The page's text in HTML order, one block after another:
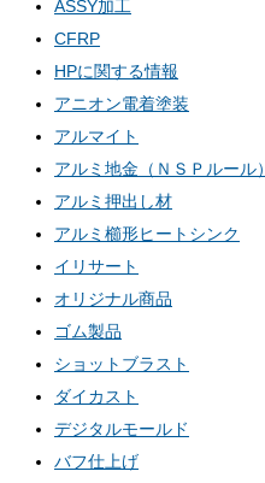
ASSY加工
CFRP
HPに関する情報
アニオン電着塗装
アルマイト
アルミ地金（ＮＳＰルール）
アルミ押出し材
アルミ櫛形ヒートシンク
イリサート
オリジナル商品
ゴム製品
ショットブラスト
ダイカスト
デジタルモールド
バフ仕上げ